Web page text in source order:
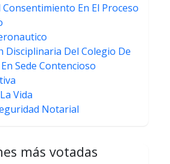
Consentimiento En El Proceso
Disciplinaria Del Colegio De
Sede Contencioso
Vida
Notarial
más votadas